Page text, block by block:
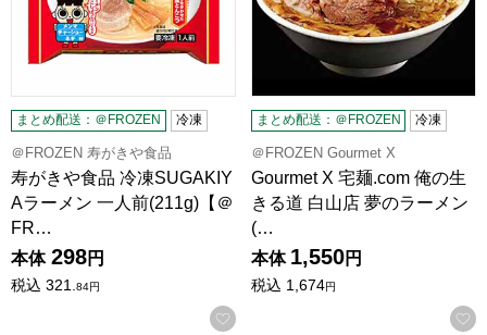
まとめ配送：＠FROZEN 冷凍
＠FROZEN 寿がきや食品
寿がきや食品 冷凍SUGAKIY
Aラーメン 一人前(211g)【＠
FR…
本体 298円
税込 321.84円
お気に入りに登録する
まとめ配送：＠FROZEN 冷凍
＠FROZEN Gourmet X
Gourmet X 宅麺.com 俺の生
きる道 白山店 夢のラーメン
(…
本体 1,550円
税込 1,674円